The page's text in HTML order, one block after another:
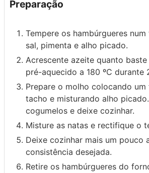
Preparação
Tempere os hambúrgueres
sal, pimenta e alho picado.
Acrescente azeite quanto
pré-aquecido a 180 ºC durante
Prepare o molho colocando
tacho e misturando alho
cogumelos e deixe cozinhar.
Misture as natas e rectifique o
Deixe cozinhar mais um pouco
consistência desejada.
Retire os hambúrgueres do